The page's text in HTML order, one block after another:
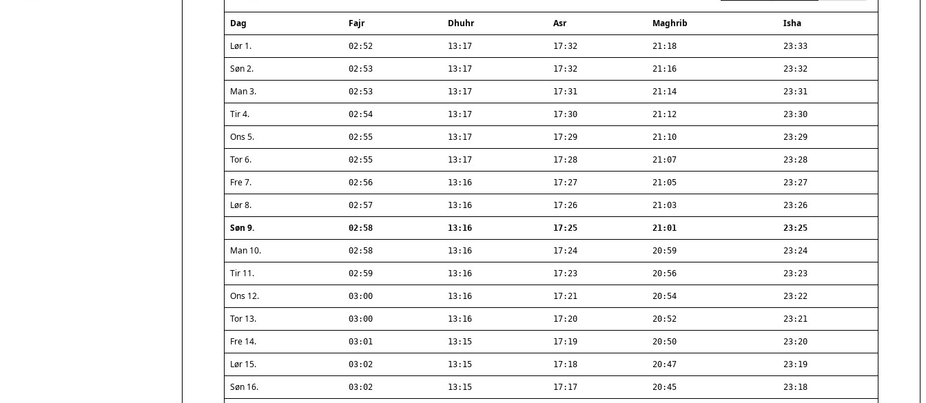
Dag Fajr Dhuhr Asr Maghrib
Isha
Lør 1.
02:52 13:17 17:32 21:18 23:33
Søn 2. 02:53 13:17 17:32 21:16 23:32
Man 3. 02:53 13:17 17:31 21:14 23:31
Tir 4. 02:54 13:17 17:30 21:12 23:30
Ons 5. 02:55 13:17 17:29 21:10 23:29
Tor 6. 02:55 13:17 17:28 21:07 23:28
Fre 7. 02:56 13:16 17:27 21:05 23:27
Lør 8. 02:57 13:16 17:26 21:03 23:26
Søn 9. 02:58 13:16 17:25 21:01 23:25
Man 10. 02:58 13:16 17:24 20:59 23:24
Tir 11. 02:59 13:16 17:23 20:56 23:23
Ons 12. 03:00 13:16 17:21 20:54 23:22
Tor 13. 03:00 13:16 17:20 20:52 23:21
Fre 14. 03:01 13:15 17:19 20:50 23:20
Lør 15. 03:02 13:15 17:18 20:47 23:19
Søn 16. 03:02 13:15 17:17 20:45 23:18